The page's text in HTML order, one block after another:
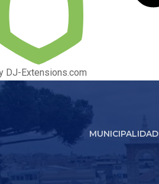
DJ-Extensions.com
MUNICIPALIDAD